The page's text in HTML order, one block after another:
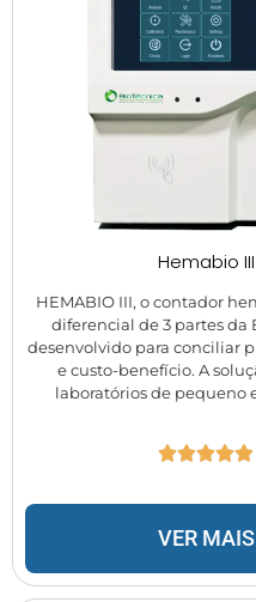
Hemabio III
HEMABIO III, o contador
diferencial de 3 partes da
desenvolvido para conciliar
e custo-benefício. A
laboratórios de pequeno
VER MAIS